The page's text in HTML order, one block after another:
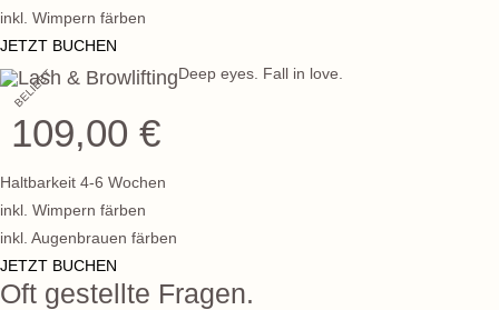
inkl. Wimpern färben
JETZT BUCHEN
BELIEBT
Lash & Browlifting Deep eyes. Fall in love.
109,00 €
Haltbarkeit 4-6 Wochen
inkl. Wimpern färben
inkl. Augenbrauen färben
JETZT BUCHEN
Video abspielen
Oft gestellte Fragen.